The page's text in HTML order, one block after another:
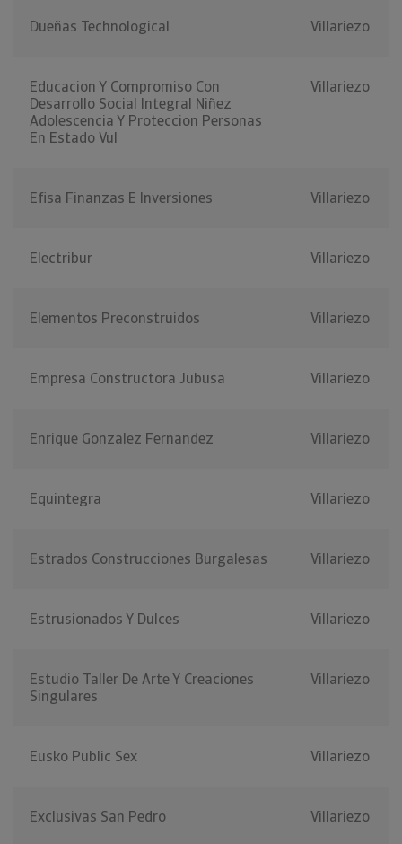
Dueñas Technological Villariezo
Educacion Y Compromiso Con
Desarrollo Social Integral Niñez
Adolescencia Y Proteccion Personas
En Estado Vul
Villariezo
Efisa Finanzas E Inversiones Villariezo
Electribur Villariezo
Elementos Preconstruidos Villariezo
Empresa Constructora Jubusa Villariezo
Enrique Gonzalez Fernandez Villariezo
Equintegra Villariezo
Estrados Construcciones Burgalesas Villariezo
Estrusionados Y Dulces Villariezo
Estudio Taller De Arte Y Creaciones
Singulares
Villariezo
Eusko Public Sex Villariezo
Exclusivas San Pedro Villariezo